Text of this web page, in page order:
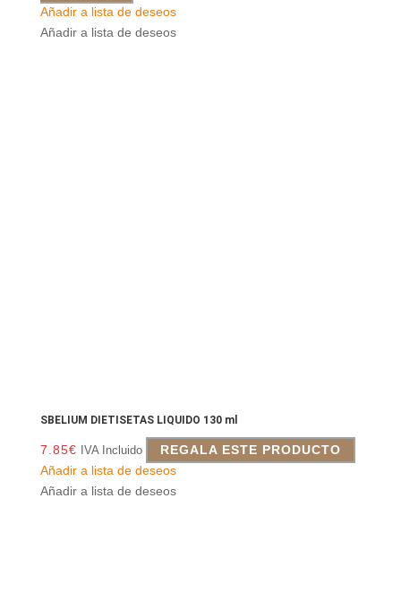
Añadir a lista de deseos
Añadir a lista de deseos
SBELIUM DIETISETAS LIQUIDO 130 ml
7.85€ IVA Incluido
REGALA ESTE PRODUCTO
Añadir a lista de deseos
Añadir a lista de deseos